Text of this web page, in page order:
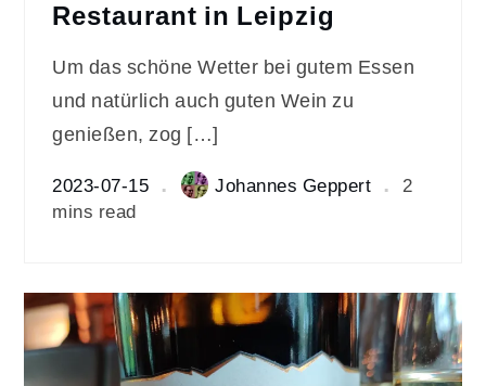
Restaurant in Leipzig
Um das schöne Wetter bei gutem Essen
und natürlich auch guten Wein zu
genießen, zog […]
2023-07-15 Johannes Geppert
2
mins read